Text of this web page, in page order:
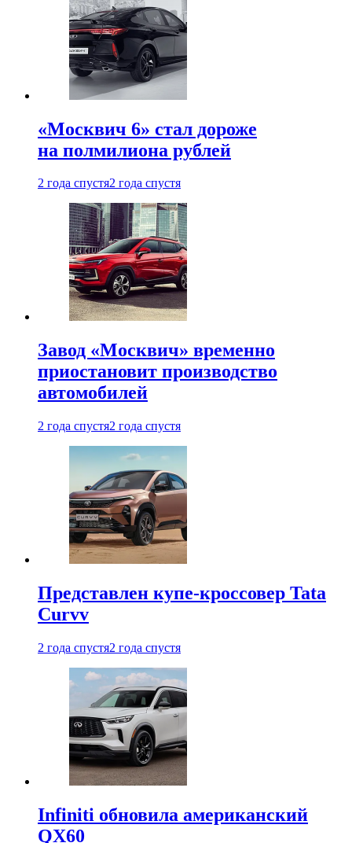
«Москвич 6» стал дороже
на полмилиона рублей
2 года спустя2 года спустя
Завод «Москвич» временно
приостановит производство
автомобилей
2 года спустя2 года спустя
Представлен купе-кроссовер Tata
Curvv
2 года спустя2 года спустя
Infiniti обновила американский
QX60